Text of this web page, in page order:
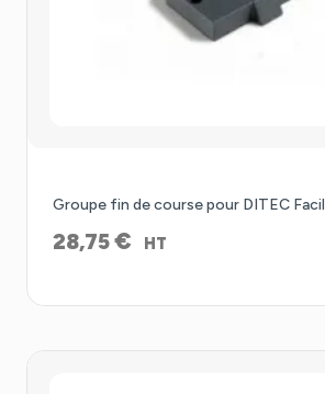
Groupe fin de course pour DITEC Facil
28,75€ HT